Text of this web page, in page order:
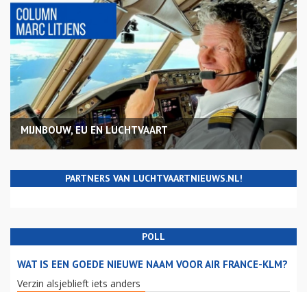
MIJNBOUW, EU EN LUCHTVAART
PARTNERS VAN LUCHTVAARTNIEUWS.NL!
POLL
WAT IS EEN GOEDE NIEUWE NAAM VOOR AIR FRANCE-KLM?
Verzin alsjeblieft iets anders